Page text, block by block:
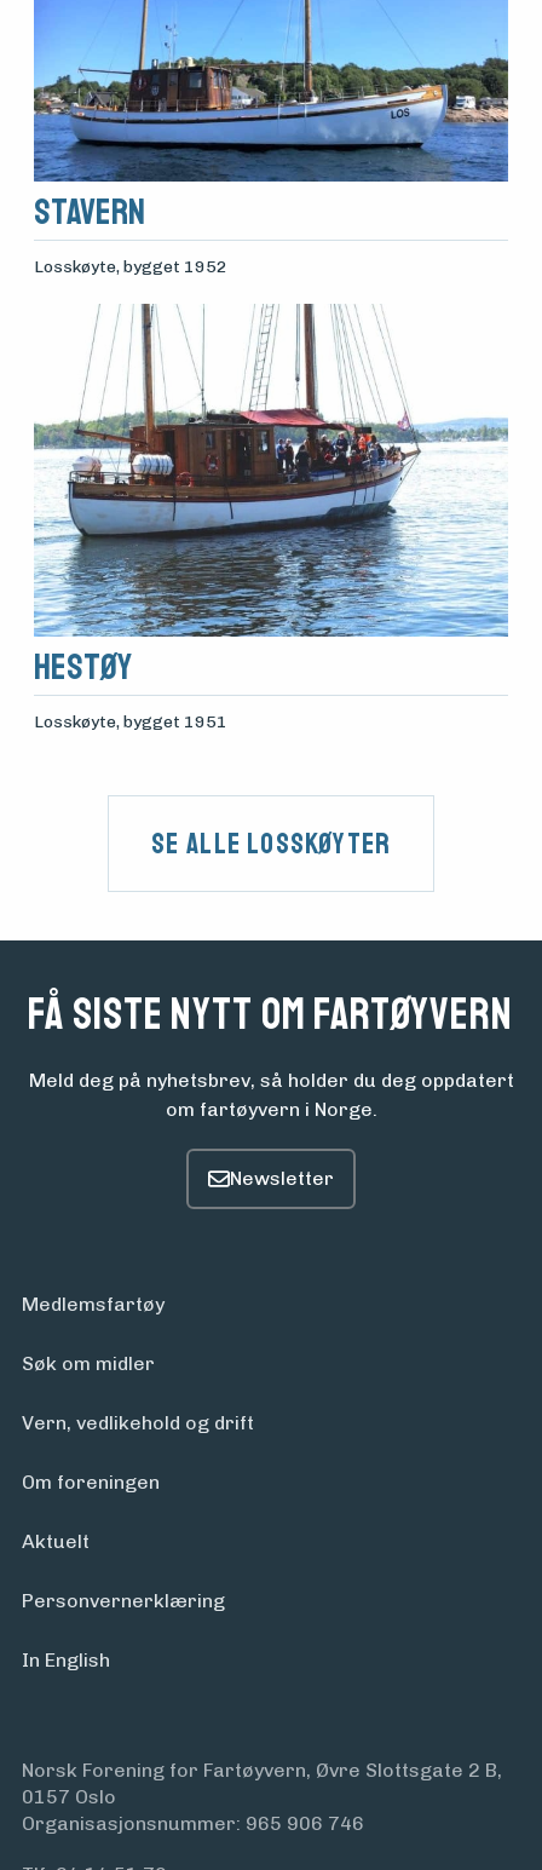
STAVERN
Losskøyte, bygget 1952
Hestøy
Losskøyte, bygget 1951
Se alle Losskøyter
Få siste nytt om fartøyvern
Meld deg på nyhetsbrev, så holder du deg oppdatert
om fartøyvern i Norge.
Medlemsfartøy
Søk om midler
Vern, vedlikehold og drift
Om foreningen
Aktuelt
Personvern­erklæring
In English
Norsk Forening for Fartøyvern, Øvre Slottsgate 2 B,
0157 Oslo
Organisasjonsnummer: 965 906 746